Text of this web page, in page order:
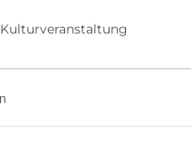
Kulturveranstaltung